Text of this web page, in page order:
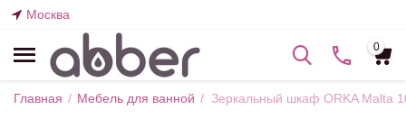
Москва
0
Главная / Мебель для ванной / Зеркальный шкаф ORKA Malta